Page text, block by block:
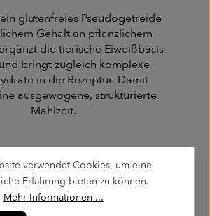
glutenfreies Pseudogetreide
Gehalt an pflanzlichem
die tierische Eiweißbasis
bringt zugleich komplexe
in die Rezeptur. Damit
ausgewogene, strukturierte
Mahlzeit.
verwendet Cookies, um eine
Erfahrung bieten zu können.
Mehr Informationen ...